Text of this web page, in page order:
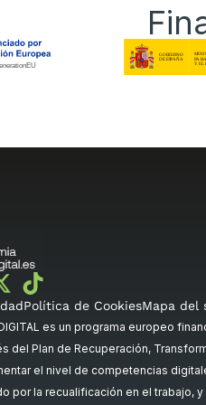
Política de CookiesMapa del
DIGITAL es un programa europeo
del Plan de Recuperación,
el nivel de competencias
por la recualificación en el trabajo,